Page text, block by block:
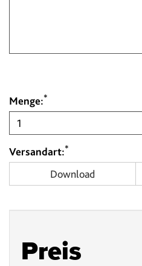
Menge:*
Versandart:*
Download
Preis